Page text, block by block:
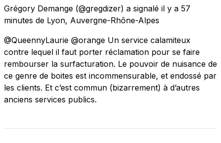
Grégory Demange (@gregdizer) a signalé il y a 57
minutes de Lyon, Auvergne-Rhône-Alpes
@QueennyLaurie @orange Un service calamiteux
contre lequel il faut porter réclamation pour se faire
rembourser la surfacturation. Le pouvoir de nuisance de
ce genre de boites est incommensurable, et endossé par
les clients. Et c’est commun (bizarrement) à d’autres
anciens services publics.